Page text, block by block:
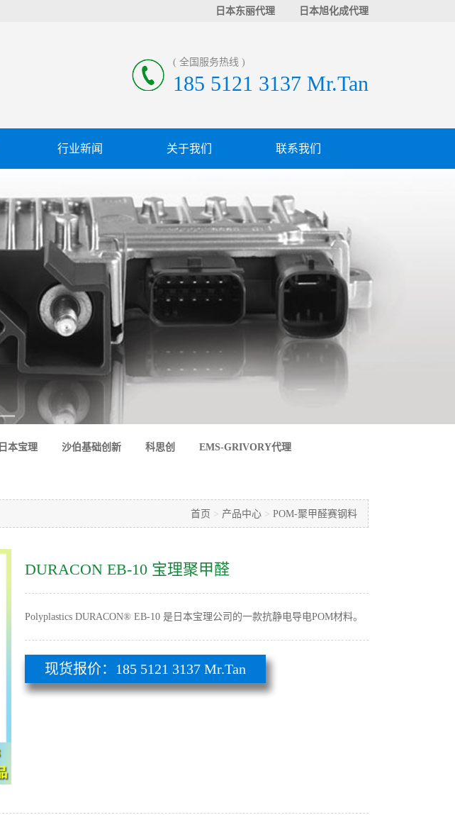
日本东丽代理 日本旭化成代理
( 全国服务热线 )
185 5121 3137 Mr.Tan
行业新闻 关于我们 联系我们
日本宝理 沙伯基础创新 科思创 EMS-GRIVORY代理
首页 > 产品中心 > POM-聚甲醛赛钢料
DURACON EB-10 宝理聚甲醛
Polyplastics DURACON® EB-10 是日本宝理公司的一款抗静电导电POM材料。
现货报价：185 5121 3137 Mr.Tan